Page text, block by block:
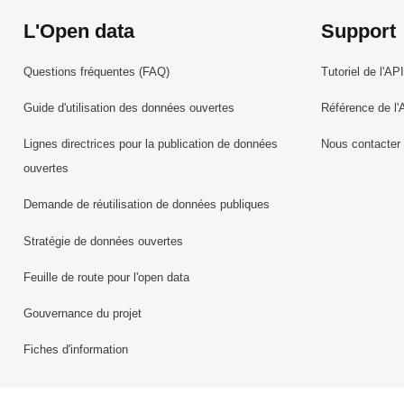
L'Open data
Questions fréquentes (FAQ)
Guide d'utilisation des données ouvertes
Lignes directrices pour la publication de données
ouvertes
Demande de réutilisation de données publiques
Stratégie de données ouvertes
Feuille de route pour l'open data
Gouvernance du projet
Fiches d'information
Support
Tutoriel de l'API
Référence de
Nous contacter